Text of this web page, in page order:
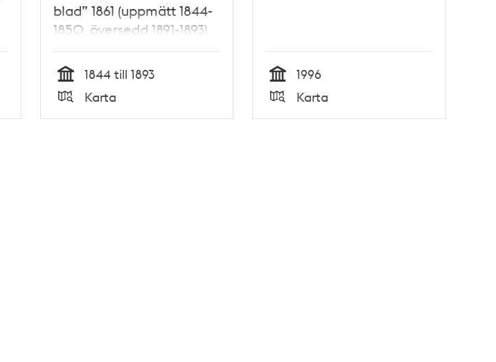
blad” 1861 (uppmätt 1844-
1850, översedd 1891-1893)
Tid
1844 till 1893
Karta Tid
1996
Karta